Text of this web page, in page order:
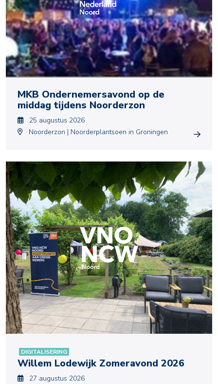
MKB Ondernemersavond op de
middag tijdens Noorderzon
25 augustus 2026
Noorderzon | Noorderplantsoen in Groningen
DIGITALISERING
Willem Lodewijk Zomeravond 2026
27 augustus 2026